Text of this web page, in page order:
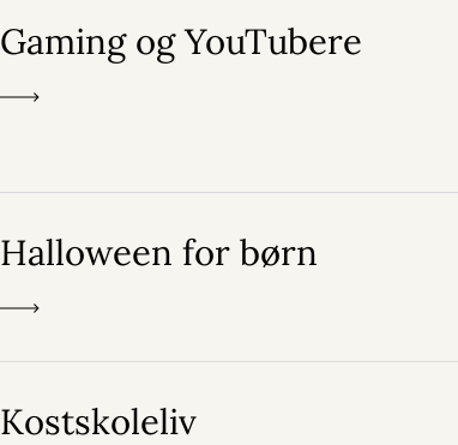
Gaming og YouTubere
Halloween for børn
Kostskoleliv